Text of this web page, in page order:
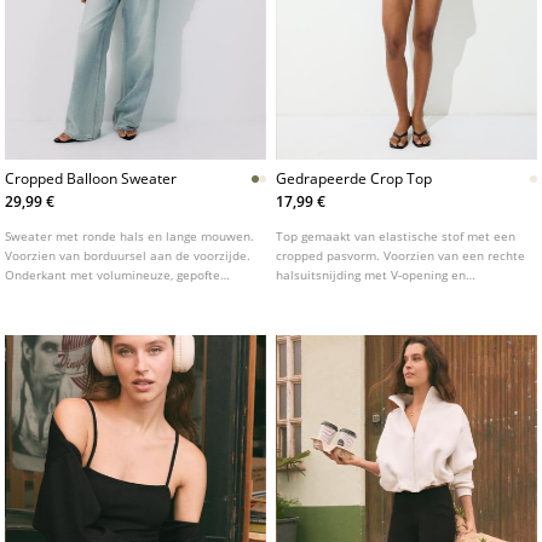
Cropped Balloon Sweater
29,99 €
Sweater met ronde hals en lange mouwen.
Voorzien van borduursel aan de voorzijde.
Onderkant met volumineuze, gepofte
Gedrapeerde Crop Top
17,99 €
Top gemaakt van elastische stof met een
cropped pasvorm. Voorzien van een rechte
halsuitsnijding met V-opening en